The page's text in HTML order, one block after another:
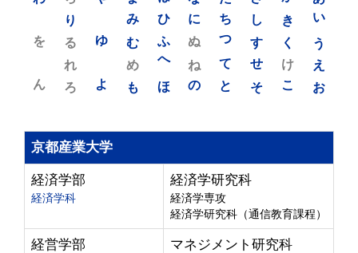
い
う
え
お
き
く
け
こ
し
す
せ
そ
ち
つ
て
と
に
ぬ
ね
の
ひ
ふ
へ
ほ
み
む
め
も
ゆ
よ
り
る
れ
ろ
を
ん
京都産業大学
経済学部
経済学科
経済学研究科
経済学専攻
経済学研究科（通信教育課程）
経営学部 マネジメント研究科